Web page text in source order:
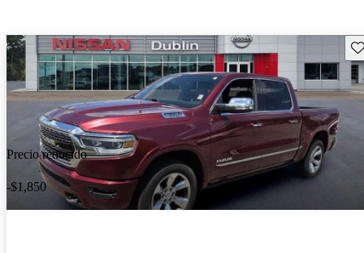
Precio reducido
-$1,850